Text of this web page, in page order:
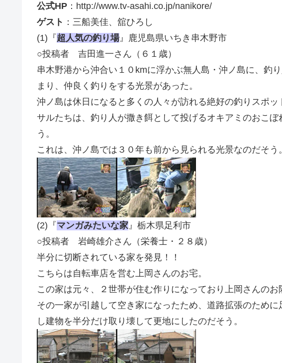
公式HP ：http://www.tv-asahi.co.jp/nanikore/
ゲスト ：三船美佳、舘ひろし
(1)『超人気の釣り場』鹿児島県いちき串木野市
○投稿者 吉田進一さん（６１歳）
串木野港から沖合い１０kmに浮かぶ無人島・沖ノ島に、釣
まり、仲良く釣りをする光景があった。
沖ノ島は休日になると多くの人々が訪れる絶好の釣りスポッ
サルたちは、釣り人が撒き餌として投げるオキアミのおこ
う。
これは、沖ノ島では３０年も前から見られる光景なのだそう。
(2)『マンガみたいな家 』栃木県足利市
○投稿者 岩崎雄介さん（栄養士・２８歳）
半分に切断されている家を発見！！
こちらは自転車店を営む上岡さんのお宅。
この家は元々、２世帯が住む作りになっており上岡さんのお
その一家が引越して空き家になったため、道路拡張のために
し建物を半分だけ取り壊して更地にしたのだそう。